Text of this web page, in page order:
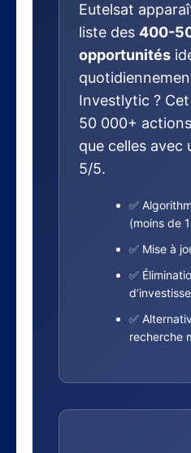
Eutelsat
liste des 400-
opportunités
Investlytic ?
50 000+
que celles avec
5/5.
✅
(moins de
✅ Mise à
✅
✅
recherche